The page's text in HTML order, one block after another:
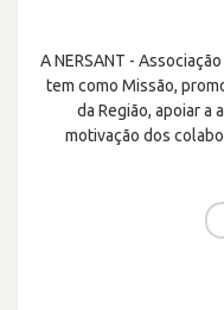
A NERSANT -
tem como Missão,
da Região, apoiar a
motivação dos